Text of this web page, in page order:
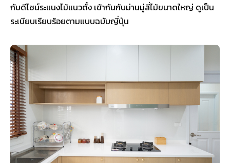
กับดีไซน์ระแนงไม้แนวตั้ง เข้ากันกับม่านมู่ลี่ไม้ขนาดใหญ่ ดูเป็น
ระเบียบเรียบร้อยตามแบบฉบับญี่ปุ่น